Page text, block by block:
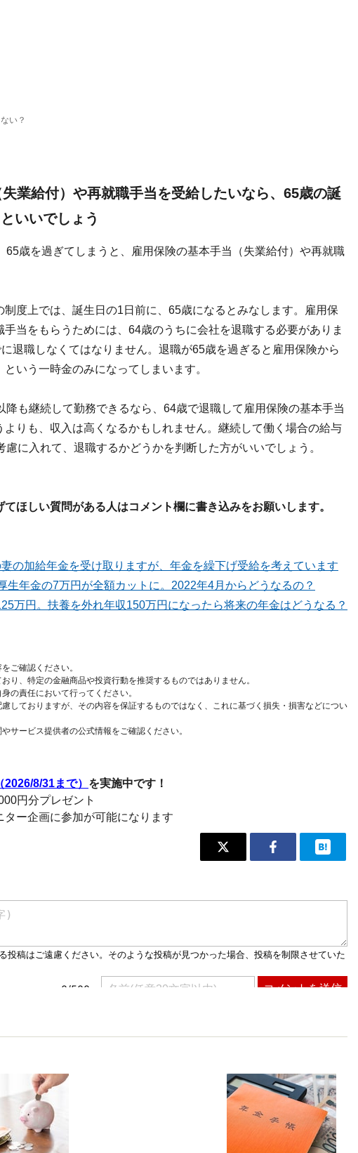
い？
業給付）や再就職手当を受給したいなら、65歳の誕
いいでしょう
65歳を過ぎてしまうと、雇用保険の基本手当（失業給付）や再就職
度上では、誕生日の1日前に、65歳になるとみなします。雇用保
当をもらうためには、64歳のうちに会社を退職する必要がありま
退職しなくてはなりません。退職が65歳を過ぎると雇用保険から
いう一時金のみになってしまいます。
降も継続して勤務できるなら、64歳で退職して雇用保険の基本手当
よりも、収入は高くなるかもしれません。継続して働く場合の給与
に入れて、退職するかどうかを判断した方がいいでしょう。
ほしい質問がある人はコメント欄に書き込みをお願いします。
の加給年金を受け取りますが、年金を繰下げ受給を考えています
生年金の7万円が全額カットに。2022年4月からどうなるの？
万円。扶養を外れ年収150万円になったら将来の年金はどうなる？
ご確認ください。
り、特定の金融商品や投資行動を推奨するものではありません。
の責任において行ってください。
しておりますが、その内容を保証するものではなく、これに基づく損失・損害などについ
サービス提供者の公式情報をご確認ください。
8/31まで） を実施中です！
円分プレゼント
ー企画に参加が可能になります